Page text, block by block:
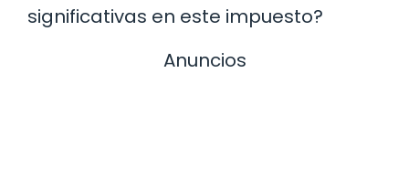
significativas en este impuesto?
Anuncios